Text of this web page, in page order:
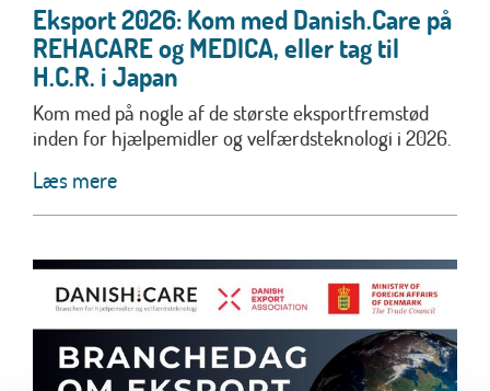
Eksport 2026: Kom med Danish.Care på
REHACARE og MEDICA, eller tag til
H.C.R. i Japan
Kom med på nogle af de største eksportfremstød
inden for hjælpemidler og velfærdsteknologi i 2026.
Læs mere